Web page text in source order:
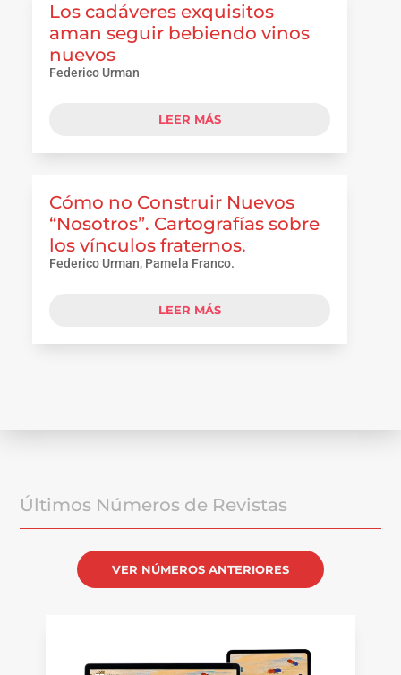
Los cadáveres exquisitos
aman seguir bebiendo vinos
nuevos
Federico Urman
LEER MÁS
Cómo no Construir Nuevos
“Nosotros”. Cartografías sobre
los vínculos fraternos.
Federico Urman, Pamela Franco.
LEER MÁS
Últimos Números de Revistas
VER NÚMEROS ANTERIORES